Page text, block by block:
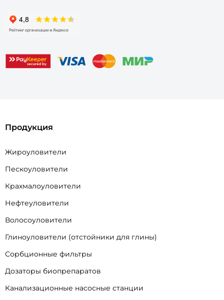
Продукция
Жироуловители
Пескоуловители
Крахмалоуловители
Нефтеуловители
Волосоуловители
Глиноуловители (отстойники для глины)
Сорбционные фильтры
Дозаторы биопрепаратов
Канализационные насосные станции